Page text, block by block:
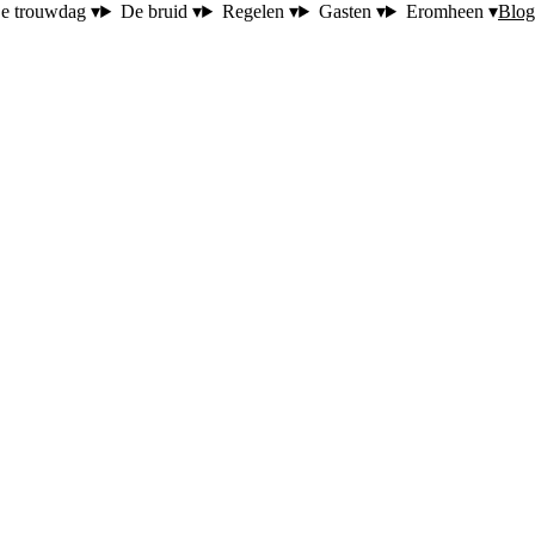
trouwdag ▾ De bruid ▾ Regelen ▾ Gasten ▾ Eromheen ▾Blog